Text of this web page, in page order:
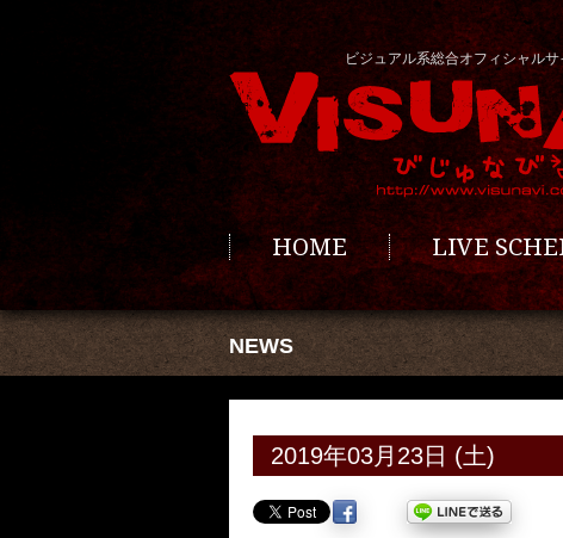
ビジュアル系総合オフィシャルサ
HOME LIVE
NEWS
2019年03月23日 (土)